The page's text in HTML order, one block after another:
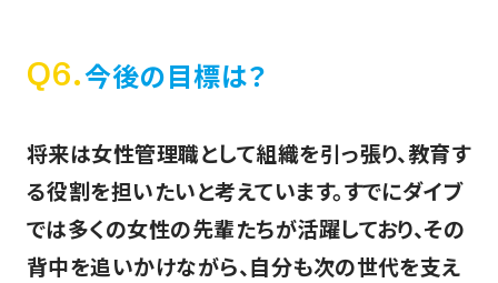
Q6.今後の目標は？
将来は女性管理職として組織を引っ張り、教育す
る役割を担いたいと考えています。すでにダイブ
では多くの女性の先輩たちが活躍しており、その
背中を追いかけながら、自分も次の世代を支え